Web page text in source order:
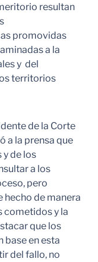
resultan
promovidas
a la
y del
territorios
de la Corte
a la prensa que
y de los
a los
pero
hecho de manera
cometidos y la
que los
base en esta
del fallo, no